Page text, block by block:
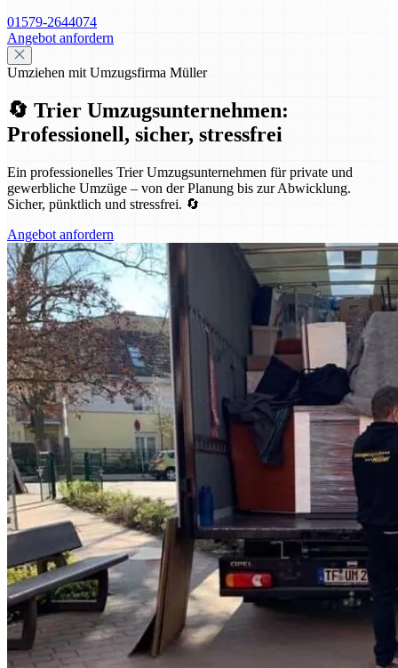
01579-2644074
Angebot anfordern
Umziehen mit Umzugsfirma Müller
🔄 Trier Umzugsunternehmen:
Professionell, sicher, stressfrei
Ein professionelles Trier Umzugsunternehmen für private und
gewerbliche Umzüge – von der Planung bis zur Abwicklung.
Sicher, pünktlich und stressfrei. 🔄
Angebot anfordern